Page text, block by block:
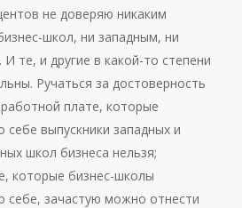
не доверяю никаким
школ, ни западным, ни
И те, и другие в какой-то степени
Ручаться за достоверность
плате, которые
выпускники западных и
школ бизнеса нельзя;
которые бизнес-школы
себе, зачастую можно отнести